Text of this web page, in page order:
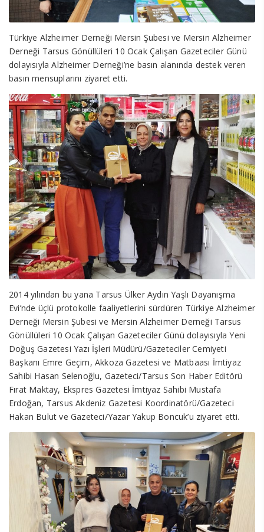
Türkiye Alzheimer Derneği Mersin Şubesi ve Mersin Alzheimer
Derneği Tarsus Gönüllüleri 10 Ocak Çalışan Gazeteciler Günü
dolayısıyla Alzheimer Derneği’ne basın alanında destek veren
basın mensuplarını ziyaret etti.
2014 yılından bu yana Tarsus Ülker Aydın Yaşlı Dayanışma
Evi’nde üçlü protokolle faaliyetlerini sürdüren Türkiye Alzheimer
Derneği Mersin Şubesi ve Mersin Alzheimer Derneği Tarsus
Gönüllüleri 10 Ocak Çalışan Gazeteciler Günü dolayısıyla Yeni
Doğuş Gazetesi Yazı İşleri Müdürü/Gazeteciler Cemiyeti
Başkanı Emre Geçim, Akkoza Gazetesi ve Matbaası İmtiyaz
Sahibi Hasan Selenoğlu, Gazeteci/Tarsus Son Haber Editörü
Fırat Maktay, Ekspres Gazetesi İmtiyaz Sahibi Mustafa
Erdoğan, Tarsus Akdeniz Gazetesi Koordinatörü/Gazeteci
Hakan Bulut ve Gazeteci/Yazar Yakup Boncuk’u ziyaret etti.